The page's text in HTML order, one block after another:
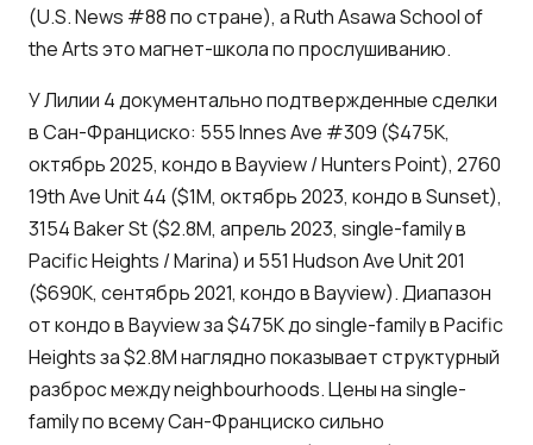
(U.S. News #88 по стране), а Ruth Asawa School of
the Arts это магнет-школа по прослушиванию.
У Лилии 4 документально подтвержденные сделки
в Сан-Франциско: 555 Innes Ave #309 ($475K,
октябрь 2025, кондо в Bayview / Hunters Point), 2760
19th Ave Unit 44 ($1M, октябрь 2023, кондо в Sunset),
3154 Baker St ($2.8M, апрель 2023, single-family в
Pacific Heights / Marina) и 551 Hudson Ave Unit 201
($690K, сентябрь 2021, кондо в Bayview). Диапазон
от кондо в Bayview за $475K до single-family в Pacific
Heights за $2.8M наглядно показывает структурный
разброс между neighbourhoods. Цены на single-
family по всему Сан-Франциско сильно